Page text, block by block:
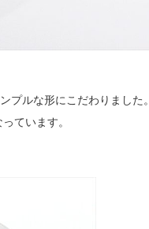
プルな形にこだわりました。
ています。